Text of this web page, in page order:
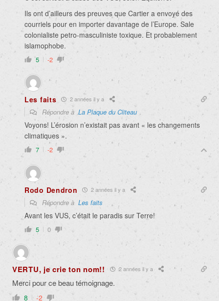
Ils ont d’ailleurs des preuves que Cartier a envoyé des
courriels pour en importer davantage de l’Europe. Sale
colonialiste petro-masculiniste toxique. Et probablement
islamophobe.
5 -2
Les faits 2 années il y a
Répondre à La Plaque du Cliteau
Voyons! L’érosion n’existait pas avant « les changements
climatiques ».
7 -2
Rodo Dendron 2 années il y a
Répondre à Les faits
Avant les VUS, c’était le paradis sur Terre!
5 0
VERTU, je crie ton nom!! 2 années il y a
Merci pour ce beau témoignage.
8 -2